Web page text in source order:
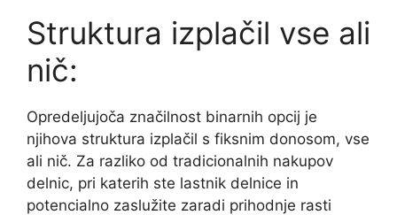
Struktura izplačil vse ali
nič:
Opredeljujoča značilnost binarnih opcij je
njihova struktura izplačil s fiksnim donosom, vse
ali nič. Za razliko od tradicionalnih nakupov
delnic, pri katerih ste lastnik delnice in
potencialno zaslužite zaradi prihodnje rasti